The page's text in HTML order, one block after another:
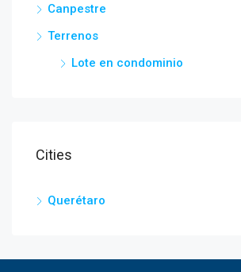
Canpestre
Terrenos
Lote en condominio
Cities
Querétaro